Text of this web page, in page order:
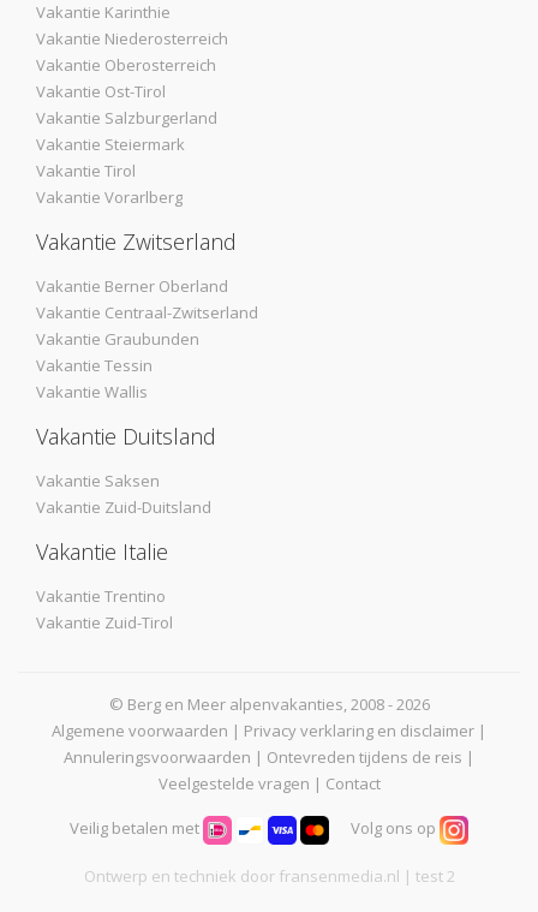
Vakantie Karinthie
Vakantie Niederosterreich
Vakantie Oberosterreich
Vakantie Ost-Tirol
Vakantie Salzburgerland
Vakantie Steiermark
Vakantie Tirol
Vakantie Vorarlberg
Vakantie Zwitserland
Vakantie Berner Oberland
Vakantie Centraal-Zwitserland
Vakantie Graubunden
Vakantie Tessin
Vakantie Wallis
Vakantie Duitsland
Vakantie Saksen
Vakantie Zuid-Duitsland
Vakantie Italie
Vakantie Trentino
Vakantie Zuid-Tirol
© Berg en Meer alpenvakanties, 2008 - 2026
Algemene voorwaarden | Privacy verklaring en disclaimer |
Annuleringsvoorwaarden | Ontevreden tijdens de reis |
Veelgestelde vragen | Contact
Veilig betalen met Volg ons op
Ontwerp en techniek door fransenmedia.nl | test 2